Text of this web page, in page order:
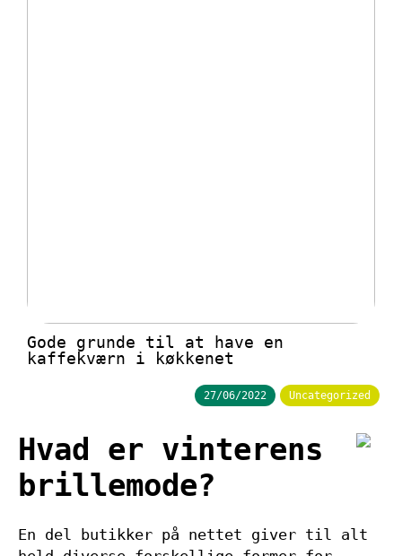
Gode grunde til at have en
kaffekværn i køkkenet
27/06/2022 Uncategorized
Hvad er vinterens
brillemode?
En del butikker på nettet giver til alt